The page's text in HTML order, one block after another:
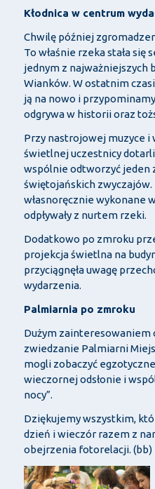
Kłodnica w centrum
Chwilę później
To właśnie rzeka stała się
jednym z najważniejszych
Wianków. W ostatnim
ją na nowo i
odgrywa w historii oraz
Przy nastrojowej muzyce
świetlnej uczestnicy
wspólnie odtworzyć jeden
świętojańskich zwyczajów.
własnoręcznie wykonane
odpływały z nurtem rzeki.
Dodatkowo po zmroku
projekcja świetlna na
przyciągnęła uwagę
wydarzenia.
Palmiarnia po zmroku
Dużym zainteresowaniem
zwiedzanie Palmiarni
mogli zobaczyć
wieczornej odsłonie i
nocy”.
Dziękujemy wszystkim,
dzień i wieczór razem z
obejrzenia fotorelacji. (bb)